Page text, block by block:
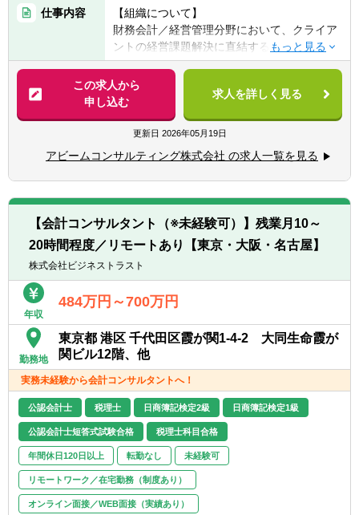
■コンサルティングファームでの実務経験を
お持ちの方
■事業会社において以下のご経験をお持ち
で、今後財務・会計コンサルタントとして活
躍することを希望する方
①社内IT部門などで社内SE/コンサルとして
財務・会計システムの導入・運用・改善経験
②会計×ITの改革推進経験や、BIツールを用い
※マネージャー以上の場合は、コンサルタン
ト実務経験またはプロジェクトマネジメント
の経験が必須要件。
▽経験業務
■プロジェクトベースの業務経験
■部門横断での業務経験
■社内、部内の業務改善活動経験
▽スキル
以下ソリューションの導入/構築に関わるプロ
ジェクト経験者は歓迎します。
■SAP（FI/CO/PS 他）
■Oracle
■Anaplan
■Kyriba
■BlackLine
仕事内容
【組織について】
財務会計／経営管理分野において、クライア
ントの経営課題解決に直結するコンサルティ
ング業務を行っている組織です。
CFO機能の中核である経理・財務部門、経営
企画部門に対し、「業務プロセスの効率化」
「経営情報の可視化」「事業継続への適応」
の3つの視点から、「Solution」「Process」
「Analysis」の３つの分類にてDigital技術を
最大限に活用した多様なサービスを提供しま
す。
そのため、戦略構想フェーズから具体的な業
務改善／実行まで幅広く裁量を持った業務が
可能です。
【入社後のアサイン想定プロジェクト】
入社後のアサイン先や業務内容(役割)は、即
戦力としてクライアントに価値を提供できる
今後の中長期的なキャリア志向を伺い、双方
を勘案して決定します。
会計・財務・内部統制・BI(Business
Intelligence)等の経営管理分野において、ク
ライアントの経営課題解決・持続可能な変革
をもたらすコンサルティング(＝CFO支援)を
行います。具体的には、KPIの再定義、グロ
ーバル連結経営の導入、内部統制の強化、
DX（データ分析・活用、IT/AIを利用した業
務高度化など多数）案件等のプロジェクトに
従事することになります。
この求人から
申し込む
求人を詳しく見る
更新日 2026年05月19日
アビームコンサルティング株式会社 の求人一覧を見る
【会計コンサルタント（※未経験可）】残業月10～
20時間程度／リモートあり【東京・大阪・名古屋】
株式会社ビジネストラスト
年収
484万円～700万円
勤務地
東京都 港区 千代田区霞が関1-4-2 大同生命霞が
関ビル12階、他
実務未経験から会計コンサルタントへ！
公認会計士 税理士 日商簿記検定2級 日商簿記検定1級
公認会計士短答式試験合格 税理士科目合格
年間休日120日以上 転勤なし 未経験可
リモートワーク／在宅勤務（制度あり）
オンライン面接／WEB面接（実績あり）